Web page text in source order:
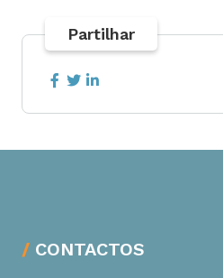
Partilhar
CONTACTOS